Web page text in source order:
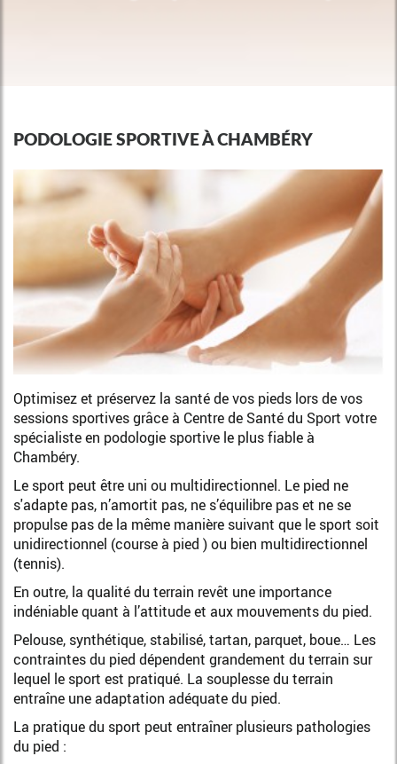
PODOLOGIE SPORTIVE À CHAMBÉRY
Optimisez et préservez la santé de vos pieds lors de vos
sessions sportives grâce à Centre de Santé du Sport votre
spécialiste en podologie sportive le plus fiable à
Chambéry.
Le sport peut être uni ou multidirectionnel. Le pied ne
s'adapte pas, n’amortit pas, ne s’équilibre pas et ne se
propulse pas de la même manière suivant que le sport soit
unidirectionnel (course à pied ) ou bien multidirectionnel
(tennis).
En outre, la qualité du terrain revêt une importance
indéniable quant à l’attitude et aux mouvements du pied.
Pelouse, synthétique, stabilisé, tartan, parquet, boue… Les
contraintes du pied dépendent grandement du terrain sur
lequel le sport est pratiqué. La souplesse du terrain
entraîne une adaptation adéquate du pied.
La pratique du sport peut entraîner plusieurs pathologies
du pied :